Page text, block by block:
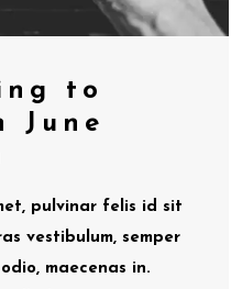
to
June
pulvinar felis id sit
vestibulum, semper
maecenas in.